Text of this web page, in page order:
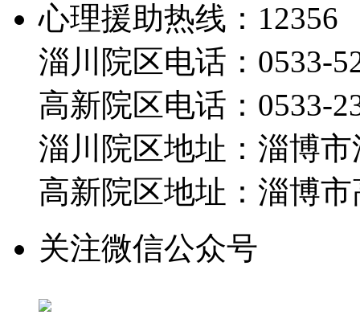
心理援助热线：12356
淄川院区电话：0533-
高新院区电话：0533-
淄川院区地址：淄博
高新院区地址：淄博
关注微信公众号